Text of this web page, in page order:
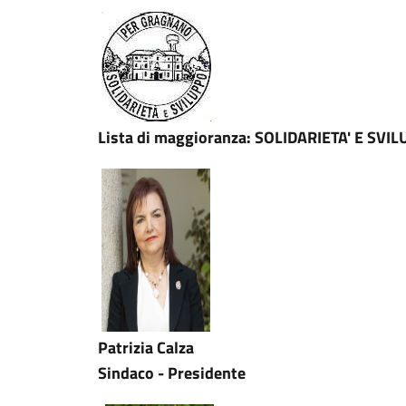
Lista di maggioranza: SOLIDARIETA' E
Patrizia Calza
Sindaco - Presidente